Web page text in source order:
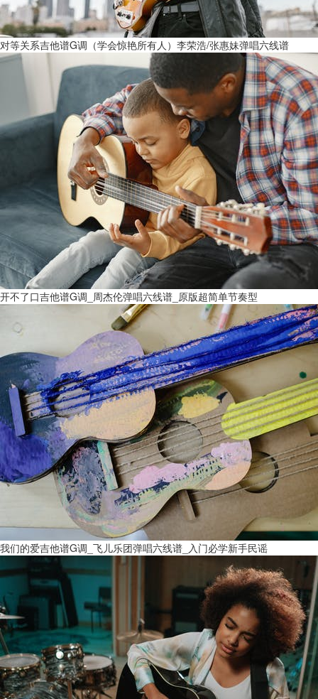
对等关系吉他谱G调（学会惊艳所有人）李荣浩/张惠妹弹唱六线谱
开不了口吉他谱G调_周杰伦弹唱六线谱_原版超简单节奏型
我们的爱吉他谱G调_飞儿乐团弹唱六线谱_入门必学新手民谣